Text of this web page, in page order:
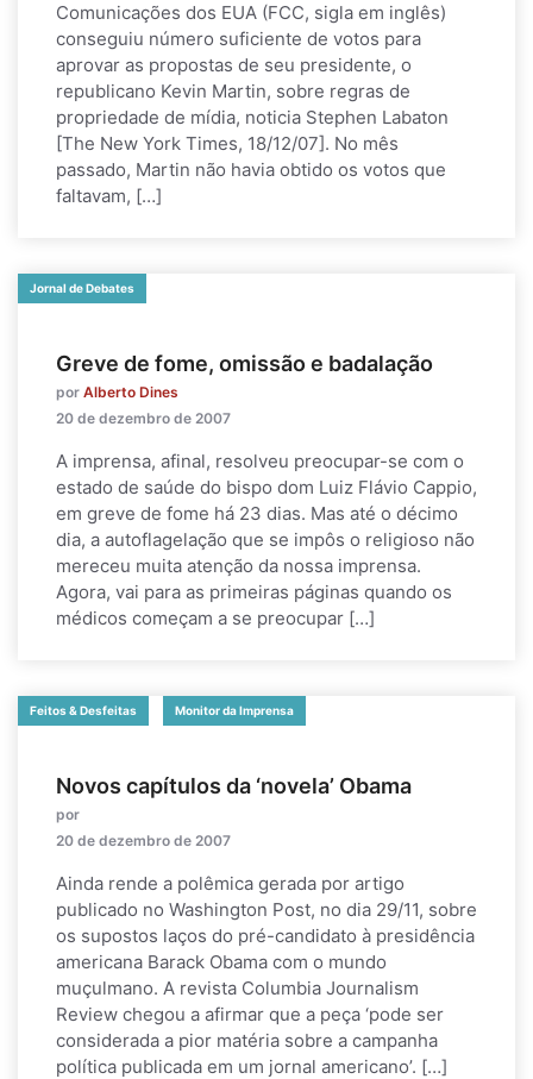
Comunicações dos EUA (FCC, sigla em inglês)
conseguiu número suficiente de votos para
aprovar as propostas de seu presidente, o
republicano Kevin Martin, sobre regras de
propriedade de mídia, noticia Stephen Labaton
[The New York Times, 18/12/07]. No mês
passado, Martin não havia obtido os votos que
faltavam, […]
Jornal de Debates
Greve de fome, omissão e badalação
por Alberto Dines
20 de dezembro de 2007
A imprensa, afinal, resolveu preocupar-se com o
estado de saúde do bispo dom Luiz Flávio Cappio,
em greve de fome há 23 dias. Mas até o décimo
dia, a autoflagelação que se impôs o religioso não
mereceu muita atenção da nossa imprensa.
Agora, vai para as primeiras páginas quando os
médicos começam a se preocupar […]
Feitos & Desfeitas Monitor da Imprensa
Novos capítulos da ‘novela’ Obama
por
20 de dezembro de 2007
Ainda rende a polêmica gerada por artigo
publicado no Washington Post, no dia 29/11, sobre
os supostos laços do pré-candidato à presidência
americana Barack Obama com o mundo
muçulmano. A revista Columbia Journalism
Review chegou a afirmar que a peça ‘pode ser
considerada a pior matéria sobre a campanha
política publicada em um jornal americano’. […]